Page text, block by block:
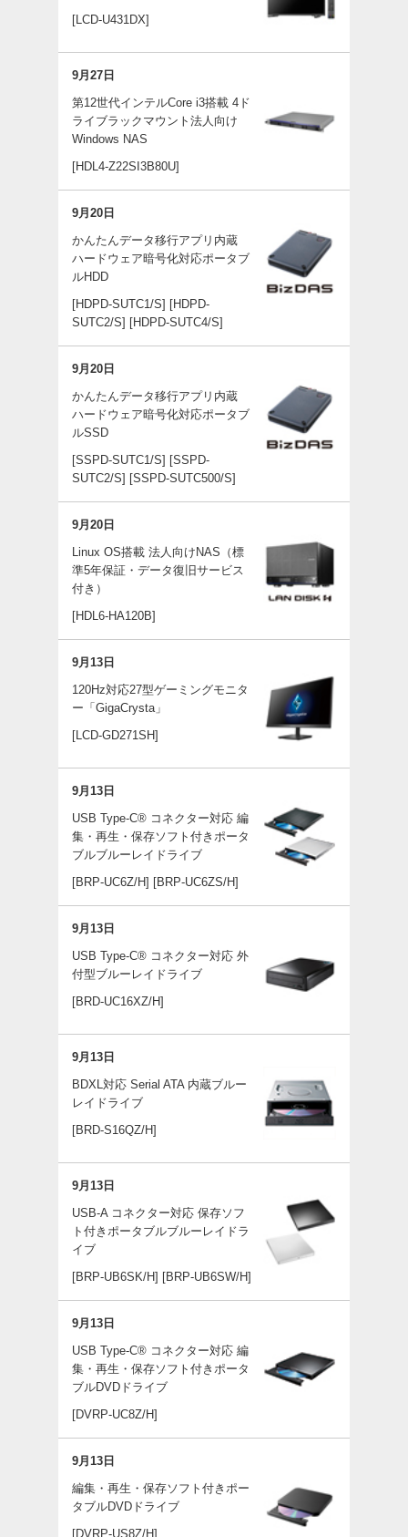
[LCD-U431DX]
9月27日
第12世代インテルCore i3搭載 4ド
ライブラックマウント法人向け
Windows NAS
[HDL4-Z22SI3B80U]
9月20日
かんたんデータ移行アプリ内蔵
ハードウェア暗号化対応ポータブ
ルHDD
[HDPD-SUTC1/S] [HDPD-
SUTC2/S] [HDPD-SUTC4/S]
9月20日
かんたんデータ移行アプリ内蔵
ハードウェア暗号化対応ポータブ
ルSSD
[SSPD-SUTC1/S] [SSPD-
SUTC2/S] [SSPD-SUTC500/S]
9月20日
Linux OS搭載 法人向けNAS（標
準5年保証・データ復旧サービス
付き）
[HDL6-HA120B]
9月13日
120Hz対応27型ゲーミングモニタ
ー「GigaCrysta」
[LCD-GD271SH]
9月13日
USB Type-C® コネクター対応 編
集・再生・保存ソフト付きポータ
ブルブルーレイドライブ
[BRP-UC6Z/H] [BRP-UC6ZS/H]
9月13日
USB Type-C® コネクター対応 外
付型ブルーレイドライブ
[BRD-UC16XZ/H]
9月13日
BDXL対応 Serial ATA 内蔵ブルー
レイドライブ
[BRD-S16QZ/H]
9月13日
USB-A コネクター対応 保存ソフ
ト付きポータブルブルーレイドラ
イブ
[BRP-UB6SK/H] [BRP-UB6SW/H]
9月13日
USB Type-C® コネクター対応 編
集・再生・保存ソフト付きポータ
ブルDVDドライブ
[DVRP-UC8Z/H]
9月13日
編集・再生・保存ソフト付きポー
タブルDVDドライブ
[DVRP-US8Z/H]